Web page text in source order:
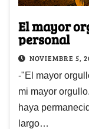
El mayor
personal
NOVIEMBRE 5,
-"El mayor
mi mayor
haya
largo…